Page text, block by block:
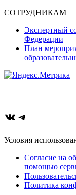
СОТРУДНИКАМ
Экспертный
Федерации
План
ВКонтакте
Telegram
Условия
Согласие на
помощью
Политика